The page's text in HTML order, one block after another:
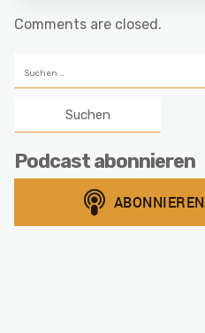
Comments are closed.
nach:
Podcast abonnieren